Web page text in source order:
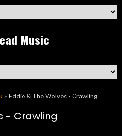
Music
» Eddie & The Wolves - Crawling
- Crawling